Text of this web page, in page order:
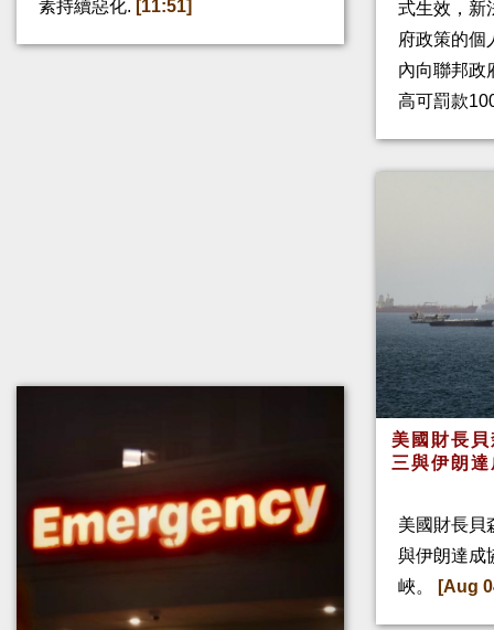
素持續惡化. [11:51]
式生效，新
府政策的個
內向聯邦政
高可罰款
美國財長
三與伊朗
美國財長貝
與伊朗達成
峽。
[Aug